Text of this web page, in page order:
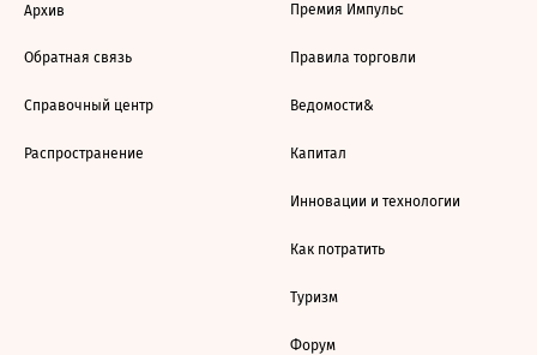
Архив
Обратная связь
Справочный центр
Распространение
Премия Импульс
Правила торговли
Ведомости&
Капитал
Инновации и технологии
Как потратить
Туризм
Форум